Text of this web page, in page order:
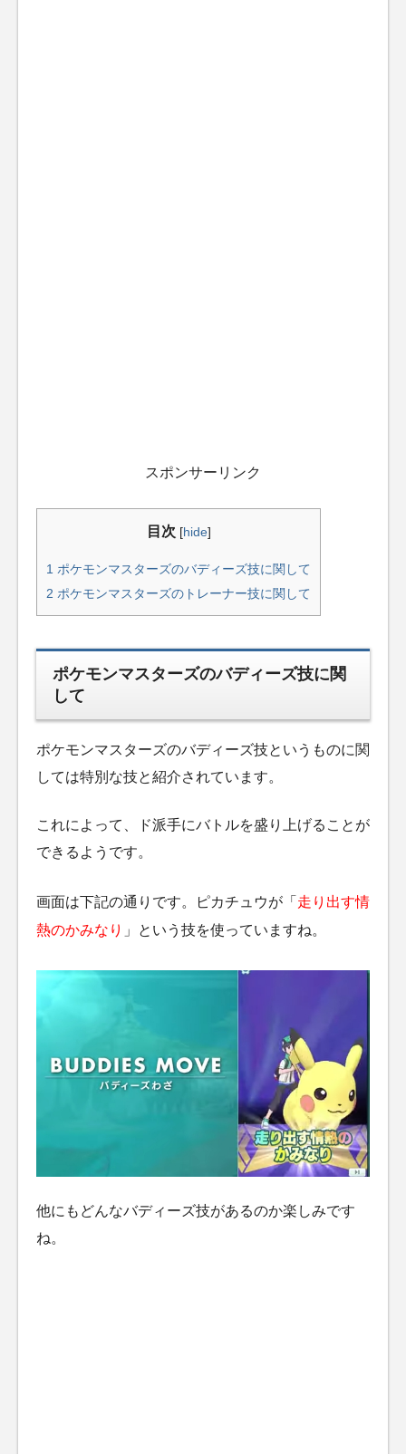
スポンサーリンク
目次 [hide]
1 ポケモンマスターズのバディーズ技に関して
2 ポケモンマスターズのトレーナー技に関して
ポケモンマスターズのバディーズ技に関
して
ポケモンマスターズのバディーズ技というものに関
しては特別な技と紹介されています。
これによって、ド派手にバトルを盛り上げることが
できるようです。
画面は下記の通りです。ピカチュウが「 走り出す情
熱のかみなり 」という技を使っていますね。
他にもどんなバディーズ技があるのか楽しみです
ね。